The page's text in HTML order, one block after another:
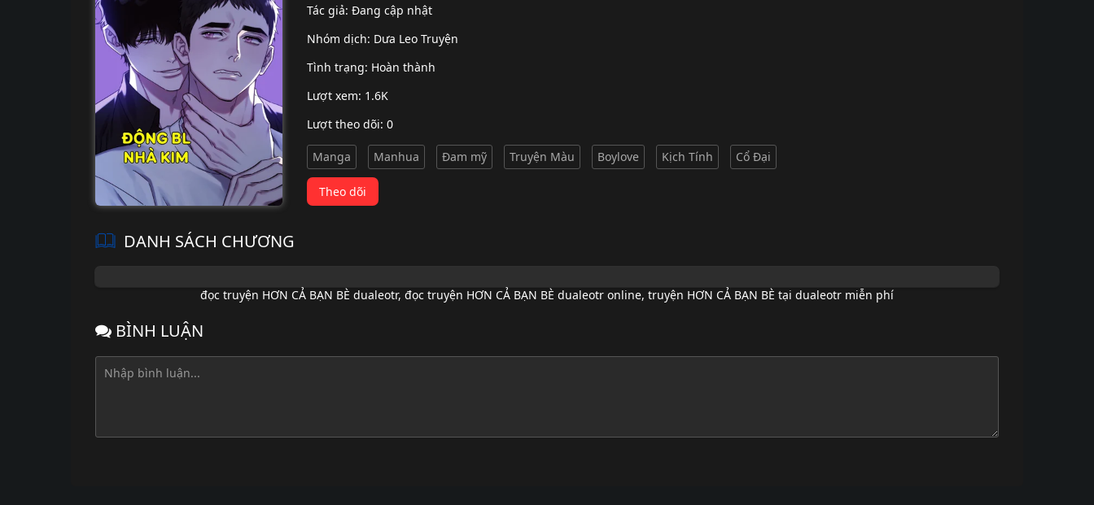
Tác giả: Đang cập nhật
Nhóm dịch: Dưa Leo Truyện
Tình trạng: Hoàn thành
Lượt xem: 1.6K
Lượt theo dõi: 0
Manga Manhua Đam mỹ Truyện Màu Boylove Kịch Tính Cổ Đại
Theo dõi
DANH SÁCH CHƯƠNG
đọc truyện HƠN CẢ BẠN BÈ dualeotr, đọc truyện HƠN CẢ BẠN BÈ dualeotr online, truyện HƠN CẢ BẠN BÈ tại dualeotr miễn phí
BÌNH LUẬN